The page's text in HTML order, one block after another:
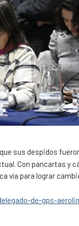
sus despidos
Con pancartas y
vía para lograr
de-gps-